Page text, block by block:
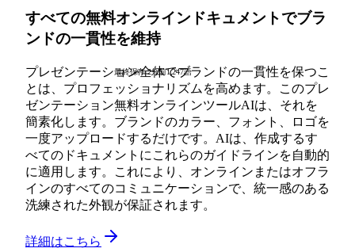
最終保存 2分前1,247語
すべての無料オンラインドキュメントでブラ
ンドの一貫性を維持
プレゼンテーション全体でブランドの一貫性を保つこ
とは、プロフェッショナリズムを高めます。このプレ
ゼンテーション無料オンラインツールAIは、それを
簡素化します。ブランドのカラー、フォント、ロゴを
一度アップロードするだけです。AIは、作成するす
べてのドキュメントにこれらのガイドラインを自動的
に適用します。これにより、オンラインまたはオフラ
インのすべてのコミュニケーションで、統一感のある
洗練された外観が保証されます。
詳細はこちら